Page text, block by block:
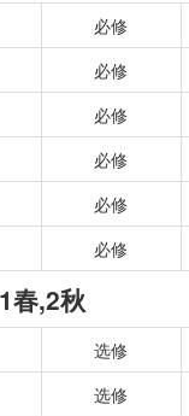
必修
必修
必修
必修
必修
必修
1春,2秋
选修
选修